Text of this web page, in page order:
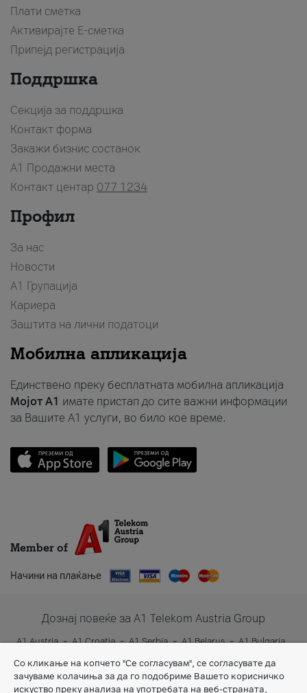
Плати сметка
Активирајте Е-сметка
Припејд регистрација
Поддршка
Секција за поддршка
Контакт форма
Закажи бизнис состанок
A1 Продажни места
Контакт центар 077 1234
Профил
За нас
Новости
А1 Групација
Кариера
Заштита на лични податоци
Мобилна апликација
Единствено преку бесплатната мобилна апликација
Мојот A1 имате пристап до сите важни информации
за Вашите A1 услуги, во било кое време.
Member of
Начини на плаќање
Дознај повеќе за A1 Telekom Austria Group
A1 Austria A1 Croatia A1 Serbia A1 Belarus
A1 Bulgaria
Со кликање на копчето "Се согласувам", се согласувате да
зачуваме колачиња за да го подобриме Вашето корисничко
искуство преку анализа на употребата на веб-страната,